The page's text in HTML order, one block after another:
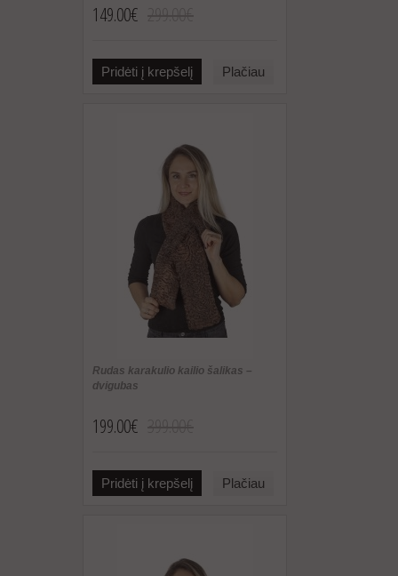
149.00€
Pridėti į krepšelį Plačiau
Rudas karakulio kailio šalikas –
dvigubas
199.00€
Pridėti į krepšelį Plačiau